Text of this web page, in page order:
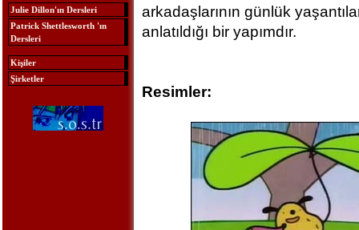
Julie Dillon'ın Dersleri
Patrick Shettlesworth 'ın
Dersleri
Kişiler
Şirketler
arkadaşlarının günlük
anlatıldığı bir yapımdır.
Resimler: